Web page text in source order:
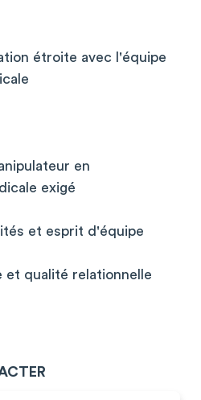
étroite avec l'équipe
en
exigé
et esprit d'équipe
et qualité relationnelle